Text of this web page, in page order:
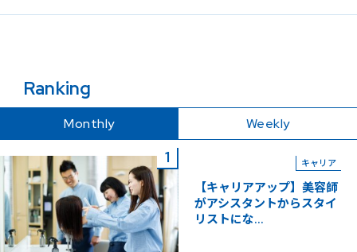
Ranking
Monthly Weekly
キャリア
【キャリアアップ】美容師
がアシスタントからスタイ
リストにな...